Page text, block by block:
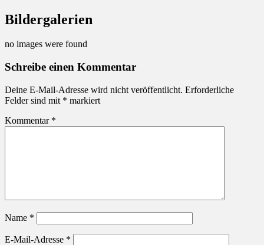
Bildergalerien
no images were found
Schreibe einen Kommentar
Deine E-Mail-Adresse wird nicht veröffentlicht. Erforderliche
Felder sind mit * markiert
Kommentar *
Name *
E-Mail-Adresse *